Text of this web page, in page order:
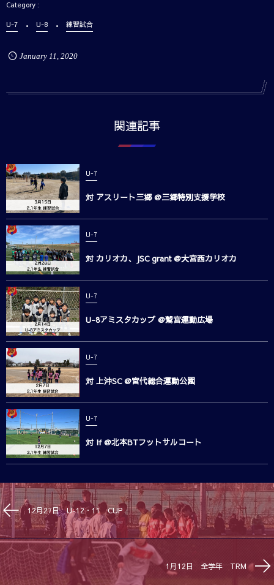
U-7 U-8 練習試合
January 11 , 2020
関連記事
U-7
対 アスリート三郷 @三郷特別支援学校
U-7
対 カリオカ、JSC grant @大宮西カリオカ
U-7
U-8アミスタカップ @鷲宮運動広場
U-7
対 上沖SC @宮代総合運動公園
U-7
対 If @北本BTフットサルコート
12月27日 U-12・11 CUP
1月12日 全学年 TRM